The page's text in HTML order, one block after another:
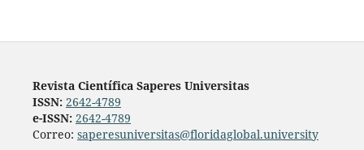
Revista Científica Saperes Universitas
ISSN: 2642-4789
e-ISSN: 2642-4789
Correo: saperesuniversitas@floridaglobal.university